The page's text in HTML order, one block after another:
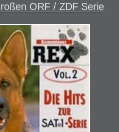
ORF / ZDF Serie